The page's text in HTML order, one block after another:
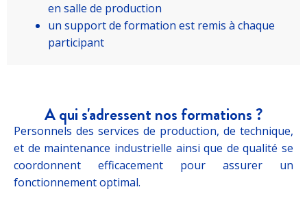
en salle de production
un support de formation est remis à chaque
participant
A qui s'adressent nos formations ?
Personnels des services de production, de technique,
et de maintenance industrielle ainsi que de qualité se
coordonnent efficacement pour assurer un
fonctionnement optimal.